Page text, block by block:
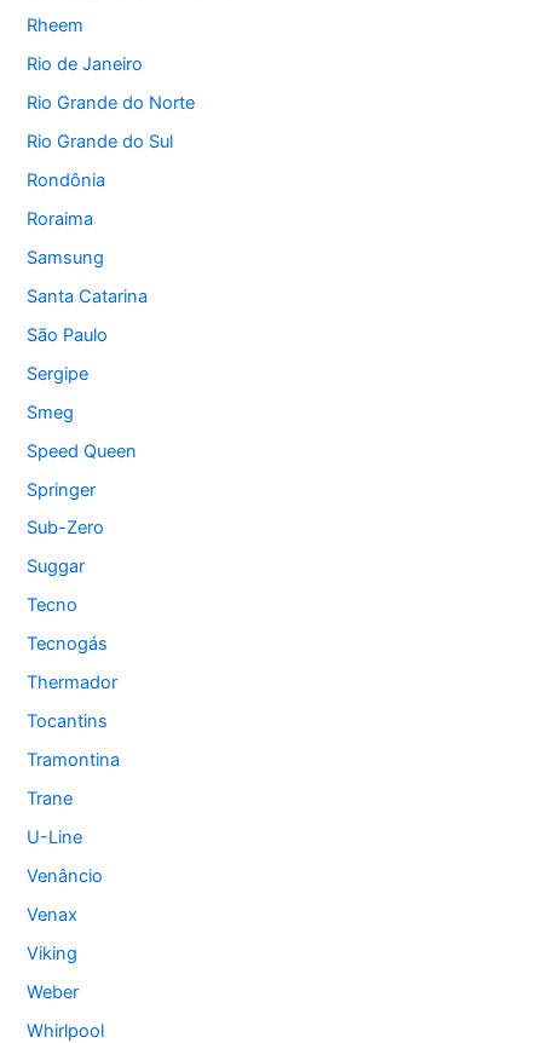
Rheem
Rio de Janeiro
Rio Grande do Norte
Rio Grande do Sul
Rondônia
Roraima
Samsung
Santa Catarina
São Paulo
Sergipe
Smeg
Speed Queen
Springer
Sub-Zero
Suggar
Tecno
Tecnogás
Thermador
Tocantins
Tramontina
Trane
U-Line
Venâncio
Venax
Viking
Weber
Whirlpool